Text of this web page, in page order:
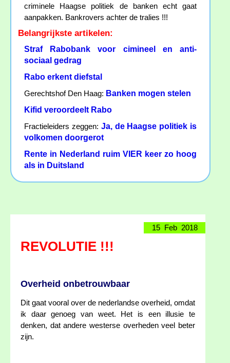
criminele Haagse politiek de banken echt gaat
aanpakken. Bankrovers achter de tralies !!!
Belangrijkste artikelen:
Straf Rabobank voor cimineel en anti-
sociaal gedrag
Rabo erkent diefstal
Gerechtshof Den Haag: Banken mogen stelen
Kifid veroordeelt Rabo
Fractieleiders zeggen: Ja, de Haagse politiek is
volkomen doorgerot
Rente in Nederland ruim VIER keer zo hoog
als in Duitsland
15 Feb 2018
REVOLUTIE !!!
Overheid onbetrouwbaar
Dit gaat vooral over de nederlandse overheid, omdat
ik daar genoeg van weet. Het is een illusie te
denken, dat andere westerse overheden veel beter
zijn.